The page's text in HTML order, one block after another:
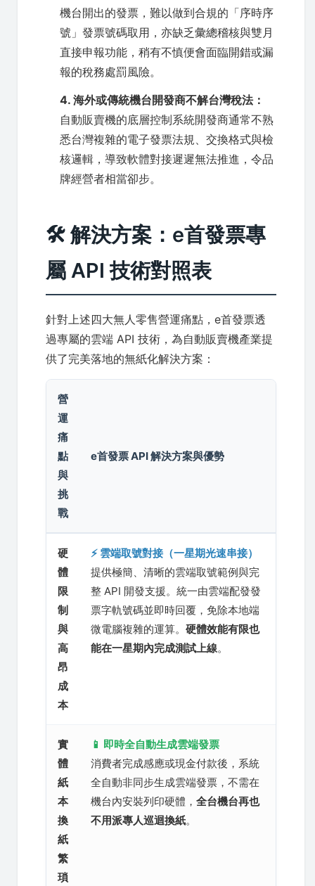
機台開出的發票，難以做到合規的「序時序
號」發票號碼取用，亦缺乏彙總稽核與雙月
直接申報功能，稍有不慎便會面臨開錯或漏
報的稅務處罰風險。
4. 海外或傳統機台開發商不解台灣稅法：
自動販賣機的底層控制系統開發商通常不熟
悉台灣複雜的電子發票法規、交換格式與檢
核邏輯，導致軟體對接遲遲無法推進，令品
牌經營者相當卻步。
🛠️ 解決方案：e首發票專
屬 API 技術對照表
針對上述四大無人零售營運痛點，e首發票透
過專屬的雲端 API 技術，為自動販賣機產業提
供了完美落地的無紙化解決方案：
營
運
痛
點
與
挑
戰
e首發票 API 解決方案與優勢
硬
體
限
制
與
高
昂
成
本
⚡ 雲端取號對接（一星期光速串接）
提供極簡、清晰的雲端取號範例與完
整 API 開發支援。統一由雲端配發發
票字軌號碼並即時回覆，免除本地端
微電腦複雜的運算。 硬體效能有限也
能在一星期內完成測試上線。
實
體
紙
本
換
紙
繁
瑣
📱 即時全自動生成雲端發票
消費者完成感應或現金付款後，系統
全自動非同步生成雲端發票，不需在
機台內安裝列印硬體， 全台機台再也
不用派專人巡迴換紙。